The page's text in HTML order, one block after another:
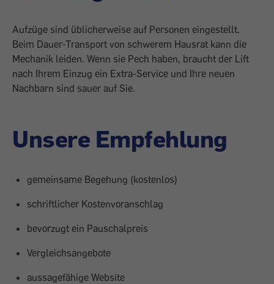
Aufzüge sind üblicherweise auf Personen eingestellt.
Beim Dauer-Transport von schwerem Hausrat kann die
Mechanik leiden. Wenn sie Pech haben, braucht der Lift
nach Ihrem Einzug ein Extra-Service und Ihre neuen
Nachbarn sind sauer auf Sie.
Unsere Empfehlung
gemeinsame Begehung (kostenlos)
schriftlicher Kostenvoranschlag
bevorzugt ein Pauschalpreis
Vergleichsangebote
aussagefähige Website